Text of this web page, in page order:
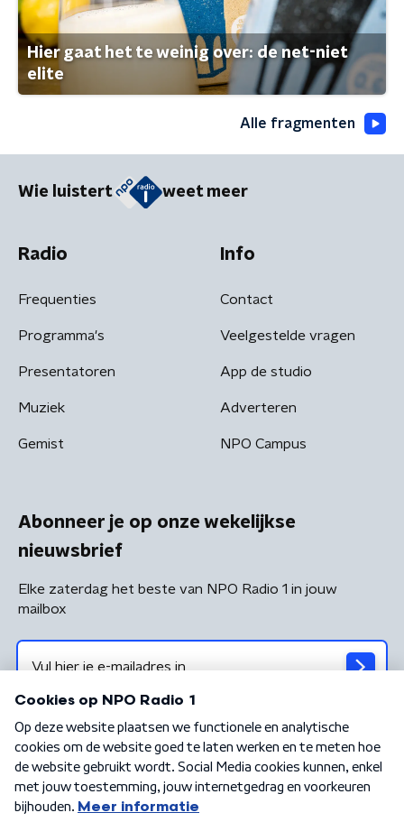
Hier gaat het te weinig over: de net-niet
elite
Alle fragmenten
Wie luistert weet meer
Radio
Frequenties
Programma's
Presentatoren
Muziek
Gemist
Info
Contact
Veelgestelde vragen
App de studio
Adverteren
NPO Campus
Abonneer je op onze wekelijkse
nieuwsbrief
Elke zaterdag het beste van NPO Radio 1 in jouw
mailbox
Algemene voorwaarden Privacybeleid